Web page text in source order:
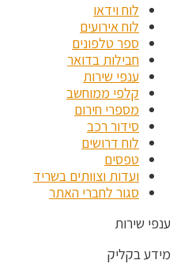
לוח וידאו
לוח אירועים
ספר טלפונים
חבילות בדואר
ענפי שירות
קלפי ממוחשב
מספרי חירום
סידור רכב
לוח דרושים
טפסים
ועדות וצוותים בשריד
סגור לחברי האתר
ענפי שירות
מידע בקליק